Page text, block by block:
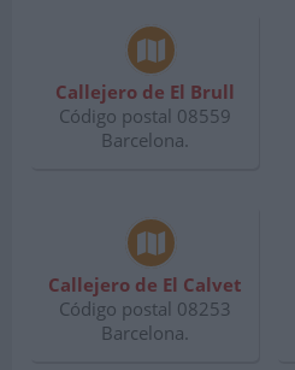
Callejero de El Brull
Código postal 08559
Barcelona.
Callejero de El Calvet
Código postal 08253
Barcelona.